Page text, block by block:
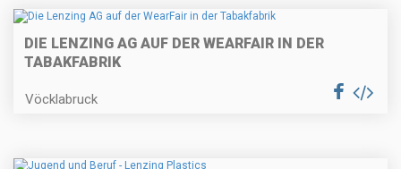
DIE LENZING AG AUF DER WEARFAIR IN DER
TABAKFABRIK
Vöcklabruck